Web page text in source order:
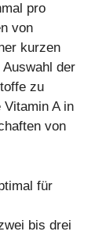
pro
von
kurzen
der
zu
A in
von
für
bis drei